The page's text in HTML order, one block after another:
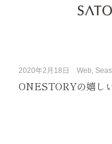
2020年2月18日 Web,
ONESTORYの嬉し